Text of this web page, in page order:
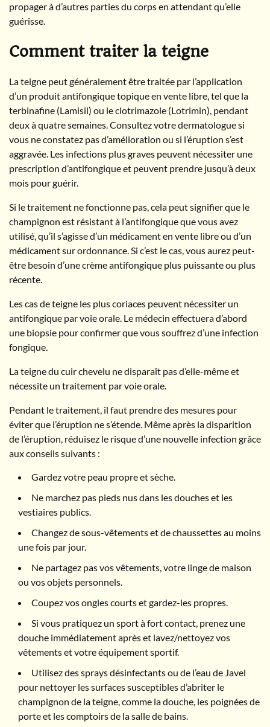
propager à d’autres parties du corps en attendant qu’elle
guérisse.
Comment traiter la teigne
La teigne peut généralement être traitée par l’application
d’un produit antifongique topique en vente libre, tel que la
terbinafine (Lamisil) ou le clotrimazole (Lotrimin), pendant
deux à quatre semaines. Consultez votre dermatologue si
vous ne constatez pas d’amélioration ou si l’éruption s’est
aggravée. Les infections plus graves peuvent nécessiter une
prescription d’antifongique et peuvent prendre jusqu’à deux
mois pour guérir.
Si le traitement ne fonctionne pas, cela peut signifier que le
champignon est résistant à l’antifongique que vous avez
utilisé, qu’il s’agisse d’un médicament en vente libre ou d’un
médicament sur ordonnance. Si c’est le cas, vous aurez peut-
être besoin d’une crème antifongique plus puissante ou plus
récente.
Les cas de teigne les plus coriaces peuvent nécessiter un
antifongique par voie orale. Le médecin effectuera d’abord
une biopsie pour confirmer que vous souffrez d’une infection
fongique.
La teigne du cuir chevelu ne disparaît pas d’elle-même et
nécessite un traitement par voie orale.
Pendant le traitement, il faut prendre des mesures pour
éviter que l’éruption ne s’étende. Même après la disparition
de l’éruption, réduisez le risque d’une nouvelle infection grâce
aux conseils suivants :
Gardez votre peau propre et sèche.
Ne marchez pas pieds nus dans les douches et les
vestiaires publics.
Changez de sous-vêtements et de chaussettes au moins
une fois par jour.
Ne partagez pas vos vêtements, votre linge de maison
ou vos objets personnels.
Coupez vos ongles courts et gardez-les propres.
Si vous pratiquez un sport à fort contact, prenez une
douche immédiatement après et lavez/nettoyez vos
vêtements et votre équipement sportif.
Utilisez des sprays désinfectants ou de l’eau de Javel
pour nettoyer les surfaces susceptibles d’abriter le
champignon de la teigne, comme la douche, les poignées de
porte et les comptoirs de la salle de bains.